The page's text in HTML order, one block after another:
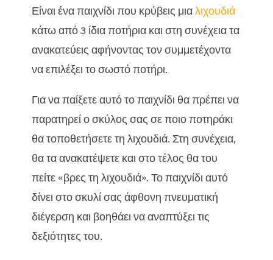
Είναι ένα παιχνίδι που κρύβεις μιαλιχουδιά
κάτω από 3 ίδια ποτήρια και στη συνέχεια τα
ανακατεύεις αφήνοντας τον συμμετέχοντα
να επιλέξει το σωστό ποτήρι.
Για να παίξετε αυτό το παιχνίδι θα πρέπει να
παρατηρεί ο σκύλος σας σε ποιο ποτηράκι
θα τοποθετήσετε τη λιχουδιά. Στη συνέχεια,
θα τα ανακατέψετε και στο τέλος θα του
πείτε «βρες τη λιχουδιά». Το παιχνίδι αυτό
δίνει στο σκυλί σας άφθονη πνευματική
διέγερση και βοηθάει να αναπτύξει τις
δεξιότητες του.